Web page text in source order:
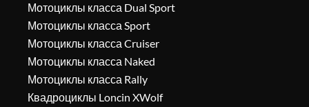
Мотоциклы класса Dual Sport
Мотоциклы класса Sport
Мотоциклы класса Cruiser
Мотоциклы класса Naked
Мотоциклы класса Rally
Квадроциклы Loncin XWolf